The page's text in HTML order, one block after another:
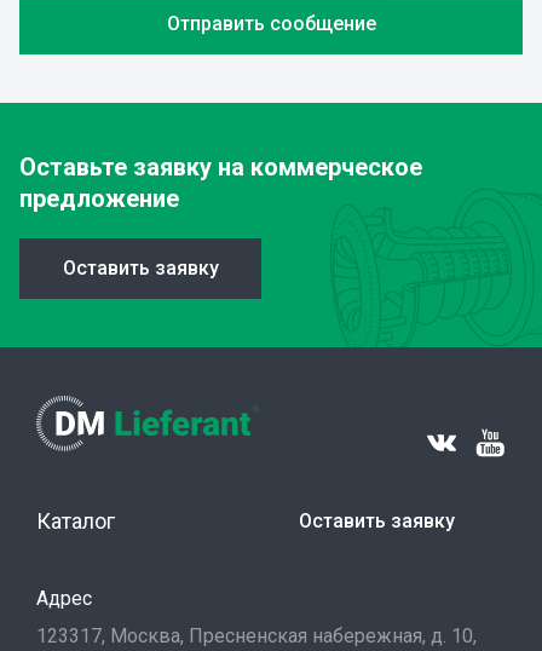
Оставьте заявку на коммерческое
предложение
Оставить заявку
Каталог Оставить заявку
Адрес
123317, Москва, Пресненская набережная, д. 10,